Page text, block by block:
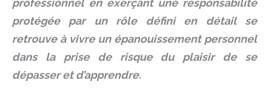
professionnel en exerçant une responsabilité
protégée par un rôle défini en détail se
retrouve à vivre un épanouissement personnel
dans la prise de risque du plaisir de se
dépasser et d’apprendre.